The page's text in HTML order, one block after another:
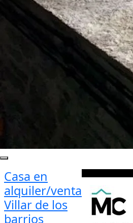
Casa en
alquiler/venta
Villar de los
barrios